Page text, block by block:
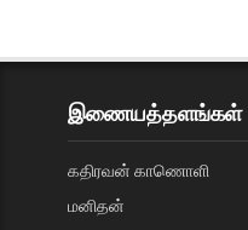
இணையத்தளங்கள்
கதிரவன் காணொளி
மனிதன்